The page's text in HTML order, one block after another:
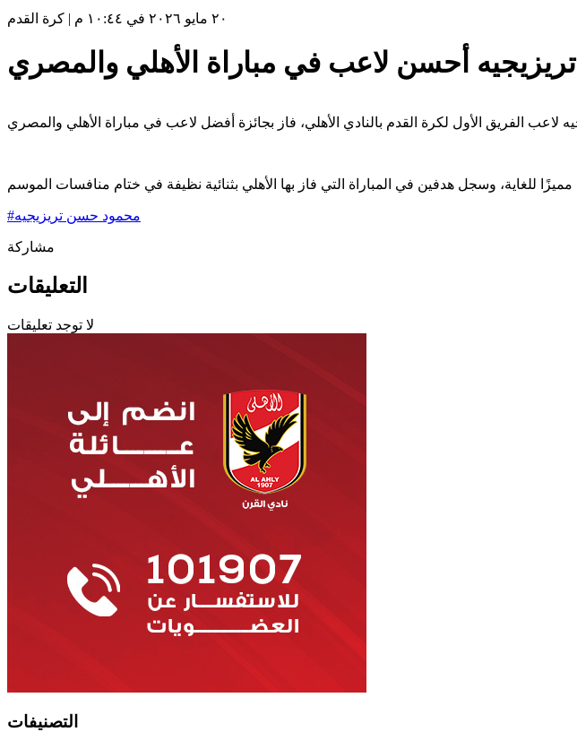
٢٠ مايو ٢٠٢٦ في ١٠:٤٤ م | كرة القدم
تريزيجيه أحسن لاعب في مباراة الأهلي والمصري
#محمود حسن تريزيجيه
مشاركة
التعليقات
لا توجد تعليقات
التصنيفات